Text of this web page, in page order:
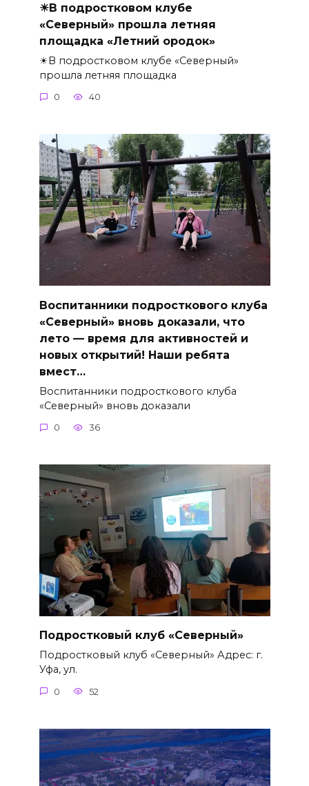
☀В подростковом клубе
«Северный» прошла летняя
площадка «Летний ородок»
☀В подростковом клубе «Северный»
прошла летняя площадка
0 40
Воспитанники подросткового клуба
«Северный» вновь доказали, что
лето — время для активностей и
новых открытий! Наши ребята
вмест…
Воспитанники подросткового клуба
«Северный» вновь доказали
0 36
Подростковый клуб «Северный»
Подростковый клуб «Северный» Адрес: г.
Уфа, ул.
0 52